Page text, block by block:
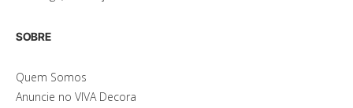
SOBRE
Quem Somos
Anuncie no VIVA Decora